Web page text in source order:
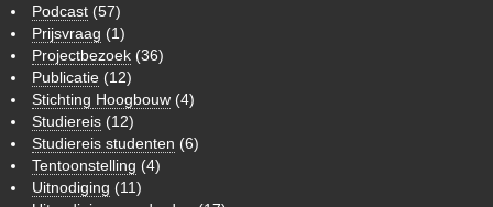
Podcast (57)
Prijsvraag (1)
Projectbezoek (36)
Publicatie (12)
Stichting Hoogbouw (4)
Studiereis (12)
Studiereis studenten (6)
Tentoonstelling (4)
Uitnodiging (11)